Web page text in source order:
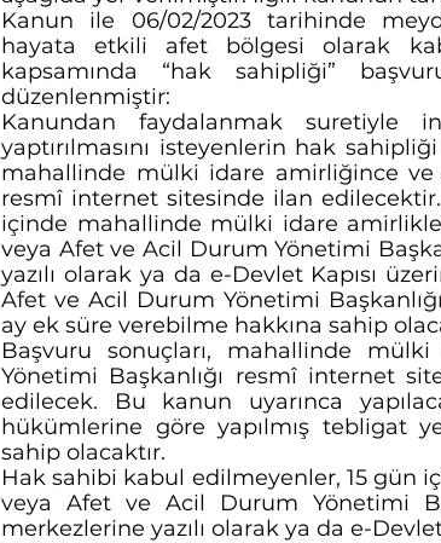
Kanun ile 06/02/2023 tarihinde
hayata etkili afet bölgesi olarak
kapsamında “hak sahipliği”
düzenlenmiştir:
Kanundan faydalanmak
yaptırılmasını isteyenlerin hak
mahallinde mülki idare amirliğince ve
resmî internet sitesinde ilan
içinde mahallinde mülki idare
veya Afet ve Acil Durum Yönetimi
yazılı olarak ya da e-Devlet Kapısı
Afet ve Acil Durum Yönetimi
ay ek süre verebilme hakkına sahip
Başvuru sonuçları, mahallinde
Yönetimi Başkanlığı resmî internet
edilecek. Bu kanun uyarınca
hükümlerine göre yapılmış tebligat
sahip olacaktır.
Hak sahibi kabul edilmeyenler, 15 gün
veya Afet ve Acil Durum Yönetimi
merkezlerine yazılı olarak ya da e-